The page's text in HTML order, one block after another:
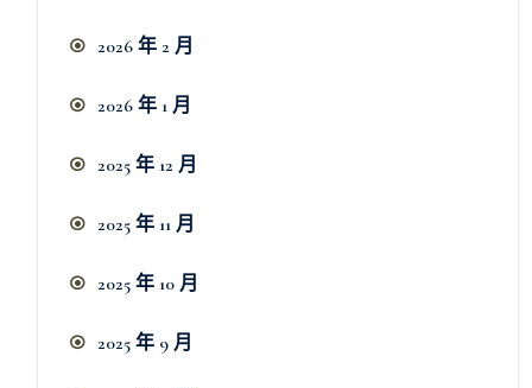
2026 年 2 月
2026 年 1 月
2025 年 12 月
2025 年 11 月
2025 年 10 月
2025 年 9 月